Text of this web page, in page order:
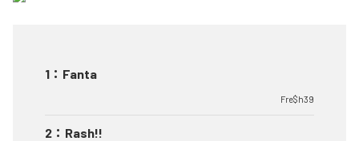
1 ： Fanta
Fre$h39
2 ： Rash!!